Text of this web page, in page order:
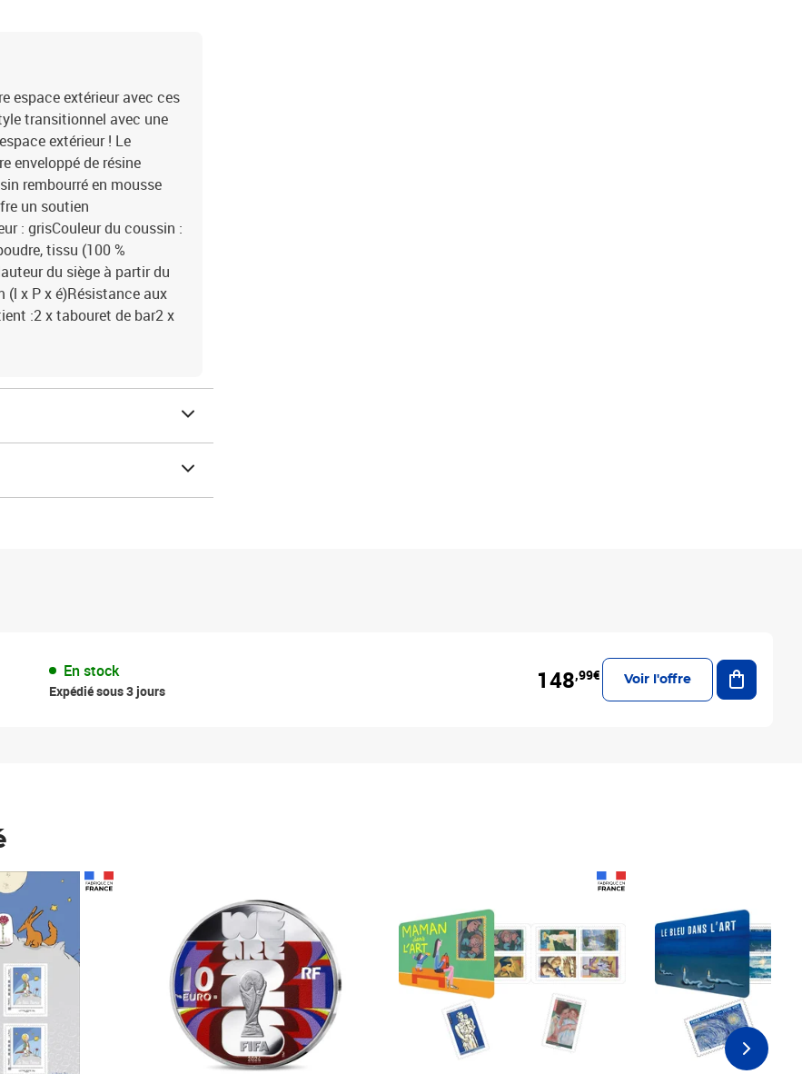
espace extérieur avec ces
transitionnel avec une
extérieur ! Le
enveloppé de résine
rembourré en mousse
un soutien
: grisCouleur du coussin :
tissu (100 %
du siège à partir du
(l x P x é)Résistance aux
:2 x tabouret de bar2 x
En stock
Expédié sous 3 jours 148,99€ Voir l'offre
Ajouter